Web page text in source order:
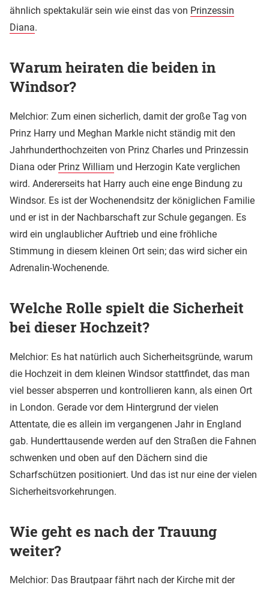
ähnlich spektakulär sein wie einst das von Prinzessin
Diana.
Warum heiraten die beiden in
Windsor?
Melchior: Zum einen sicherlich, damit der große Tag von
Prinz Harry und Meghan Markle nicht ständig mit den
Jahrhunderthochzeiten von Prinz Charles und Prinzessin
Diana oder Prinz William und Herzogin Kate verglichen
wird. Andererseits hat Harry auch eine enge Bindung zu
Windsor. Es ist der Wochenendsitz der königlichen Familie
und er ist in der Nachbarschaft zur Schule gegangen. Es
wird ein unglaublicher Auftrieb und eine fröhliche
Stimmung in diesem kleinen Ort sein; das wird sicher ein
Adrenalin-Wochenende.
Welche Rolle spielt die Sicherheit
bei dieser Hochzeit?
Melchior: Es hat natürlich auch Sicherheitsgründe, warum
die Hochzeit in dem kleinen Windsor stattfindet, das man
viel besser absperren und kontrollieren kann, als einen Ort
in London. Gerade vor dem Hintergrund der vielen
Attentate, die es allein im vergangenen Jahr in England
gab. Hunderttausende werden auf den Straßen die Fahnen
schwenken und oben auf den Dächern sind die
Scharfschützen positioniert. Und das ist nur eine der vielen
Sicherheitsvorkehrungen.
Wie geht es nach der Trauung
weiter?
Melchior: Das Brautpaar fährt nach der Kirche mit der